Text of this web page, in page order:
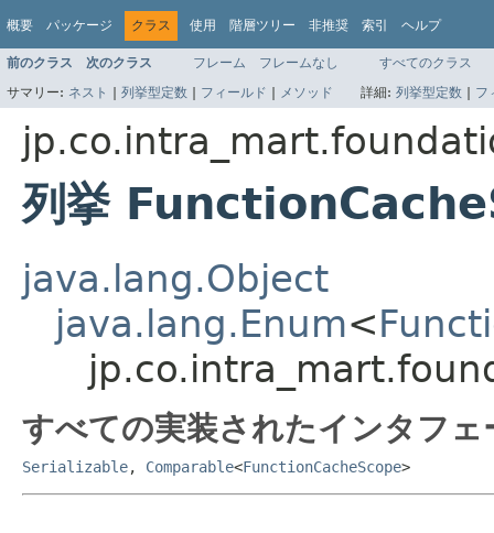
概要 パッケージ クラス 使用 階層ツリー 非推奨 索引 ヘルプ
前のクラス 次のクラス フレーム フレームなし
すべてのクラス
サマリー: ネスト | 列挙型定数 | フィールド | メソッド 詳細: 列挙型定数 | フ
列挙
java.lang.Object
java.lang.Enum<
すべての実装されたインタフ
Serializable, Comparable<FunctionCacheScope>